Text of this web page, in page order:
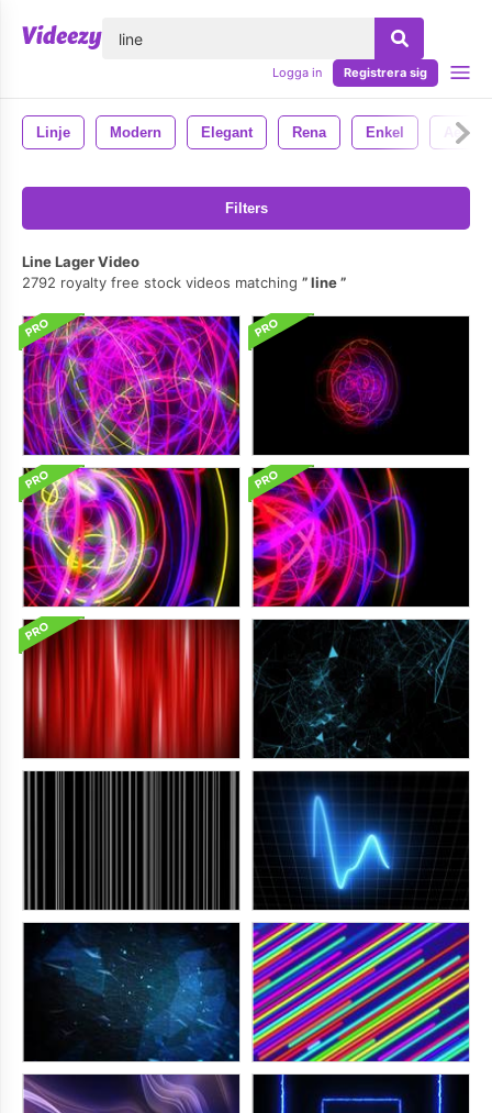
Logga in Registrera sig
Linje Modern Elegant Rena Enkel Ae
Filters
Line Lager Video
2792 royalty free stock videos matching
line